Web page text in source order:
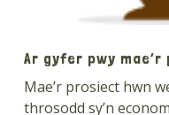
Ar gyfer pwy
Mae’r prosiect hwn
throsodd sy’n